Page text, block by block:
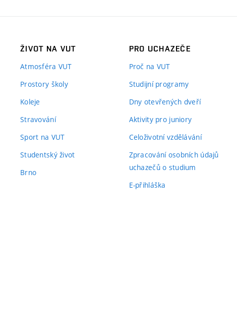
ŽIVOT NA VUT
Atmosféra VUT
Prostory školy
Koleje
Stravování
Sport na VUT
Studentský život
Brno
PRO UCHAZEČE
Proč na VUT
Studijní programy
Dny otevřených dveří
Aktivity pro juniory
Celoživotní vzdělávání
Zpracování osobních údajů
uchazečů o studium
E-přihláška